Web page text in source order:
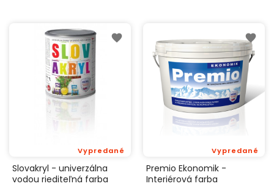
Slovakryl - univerzálna
vodou riediteľná farba
Vypredané
Premio Ekonomik -
Interiérová farba
Vypredané